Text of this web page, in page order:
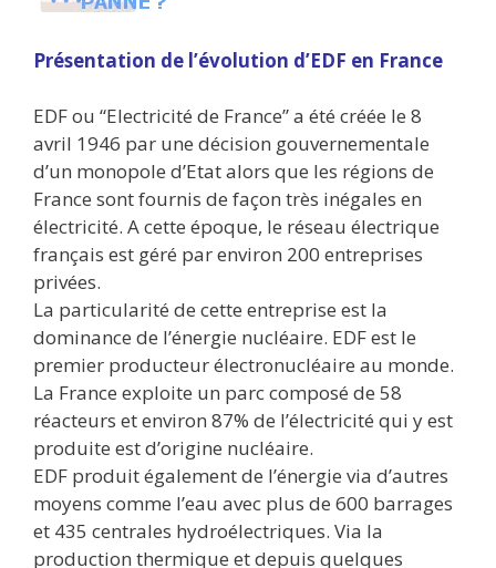
Présentation de l’évolution d’EDF en France
EDF ou “Electricité de France” a été créée le 8
avril 1946 par une décision gouvernementale
d’un monopole d’Etat alors que les régions de
France sont fournis de façon très inégales en
électricité. A cette époque, le réseau électrique
français est géré par environ 200 entreprises
privées.
La particularité de cette entreprise est la
dominance de l’énergie nucléaire. EDF est le
premier producteur électronucléaire au monde.
La France exploite un parc composé de 58
réacteurs et environ 87% de l’électricité qui y est
produite est d’origine nucléaire.
EDF produit également de l’énergie via d’autres
moyens comme l’eau avec plus de 600 barrages
et 435 centrales hydroélectriques. Via la
production thermique et depuis quelques